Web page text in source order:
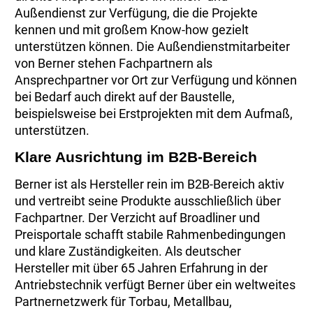
Außendienst zur Verfügung, die die Projekte
kennen und mit großem Know-how gezielt
unterstützen können. Die Außendienstmitarbeiter
von Berner stehen Fachpartnern als
Ansprechpartner vor Ort zur Verfügung und können
bei Bedarf auch direkt auf der Baustelle,
beispielsweise bei Erstprojekten mit dem Aufmaß,
unterstützen.
Klare Ausrichtung im B2B-Bereich
Berner ist als Hersteller rein im B2B-Bereich aktiv
und vertreibt seine Produkte ausschließlich über
Fachpartner. Der Verzicht auf Broadliner und
Preisportale schafft stabile Rahmenbedingungen
und klare Zuständigkeiten. Als deutscher
Hersteller mit über 65 Jahren Erfahrung in der
Antriebstechnik verfügt Berner über ein weltweites
Partnernetzwerk für Torbau, Metallbau,